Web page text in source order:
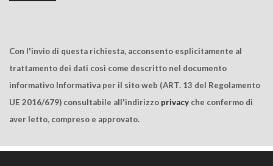
Con l'invio di questa richiesta, acconsento esplicitamente al
trattamento dei dati così come descritto nel documento
informativo Informativa per il sito web (ART. 13 del Regolamento
UE 2016/679) consultabile all'indirizzo privacy che confermo di
aver letto, compreso e approvato.